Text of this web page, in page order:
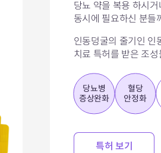
당뇨 약을 복용 하시
동시에 필요하신 분들
인동덩굴의 줄기인 인
치료 특허를 받은 조
당뇨병
증상완화
혈당
안정화
특허 보기